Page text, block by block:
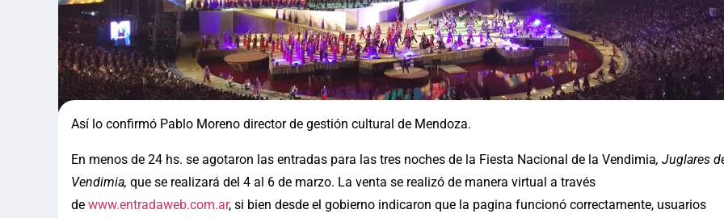
Así lo confirmó Pablo Moreno director de gestión cultural de Mendoza.
En menos de 24 hs. se agotaron las entradas para las tres noches de la Fiesta Nacional de la Vendimia, Juglares
Vendimia, que se realizará del 4 al 6 de marzo. La venta se realizó de manera virtual a través
de www.entradaweb.com.ar, si bien desde el gobierno indicaron que la pagina funcionó correctamente, usuarios